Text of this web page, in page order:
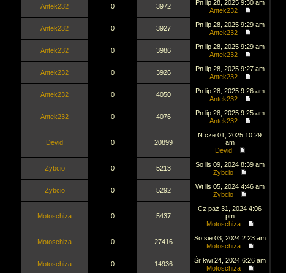
Antek232 0 3972
Pn lip 28, 2025 9:30 am
Antek232
Antek232 0 3927
Pn lip 28, 2025 9:29 am
Antek232
Antek232 0 3986
Pn lip 28, 2025 9:29 am
Antek232
Antek232 0 3926
Pn lip 28, 2025 9:27 am
Antek232
Antek232 0 4050
Pn lip 28, 2025 9:26 am
Antek232
Antek232 0 4076
Pn lip 28, 2025 9:25 am
Antek232
Devid 0 20899
N cze 01, 2025 10:29
am
Devid
Zybcio 0 5213
So lis 09, 2024 8:39 am
Zybcio
Zybcio 0 5292
Wt lis 05, 2024 4:46 am
Zybcio
Motoschiza 0 5437
Cz paź 31, 2024 4:06
pm
Motoschiza
Motoschiza 0 27416
So sie 03, 2024 2:23 am
Motoschiza
Motoschiza 0 14936
Śr kwi 24, 2024 6:26 am
Motoschiza